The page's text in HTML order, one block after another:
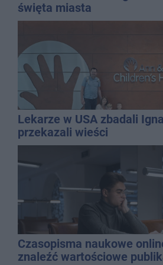
święta miasta
Lekarze w USA zbadali
przekazali wieści
Czasopisma naukowe
znaleźć wartościowe